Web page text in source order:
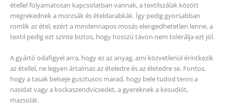
étellel folyamatosan kapcsolatban vannak, a textilszálak között
megrekednek a morzsák és ételdarabkák. Így pedig gyorsabban
romlik az étel, ezért a mindennapos mosás elengedhetetlen lenne, a
textil pedig ezt szinte biztos, hogy hosszú távon nem tolerálja ezt jól.
A gyártó odafigyel arra, hogy ez az anyag, ami közvetlenül érintkezik
az étellel, ne legyen ártalmas az ételedre és az életedre se. Fontos,
hogy a tasak belseje gusztusos marad, hogy bele tudod tenni a
nasidat vagy a kockaszendvicsedet, a gyereknek a kesudiót,
mazsolát.